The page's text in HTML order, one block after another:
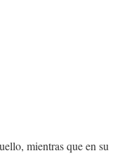
mientras que en su